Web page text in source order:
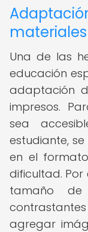
Una de las
educación
adaptación
impresos.
sea
estudiante,
en el
dificultad. Por
tamaño
agregar